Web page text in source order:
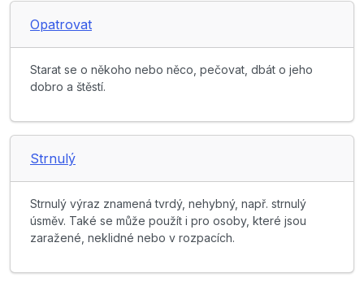
Opatrovat
Starat se o někoho nebo něco, pečovat, dbát o jeho
dobro a štěstí.
Strnulý
Strnulý výraz znamená tvrdý, nehybný, např. strnulý
úsměv. Také se může použít i pro osoby, které jsou
zaražené, neklidné nebo v rozpacích.